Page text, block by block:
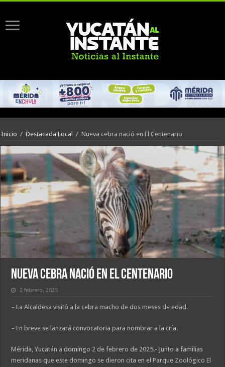
Inicio / Destacada Local / Nueva cebra nació en El Centenario
Nueva cebra nació en El Centenario
2 febrero, 2025
– La Alcaldesa visitó a la cebra macho de dos meses de edad.
– En breve se lanzará convocatoria para nombrar a la cría.
Mérida, Yucatán a domingo 2 de febrero de 2025.- Junto a familias
meridanas que este domingo se dieron cita en el Parque Zoológico El